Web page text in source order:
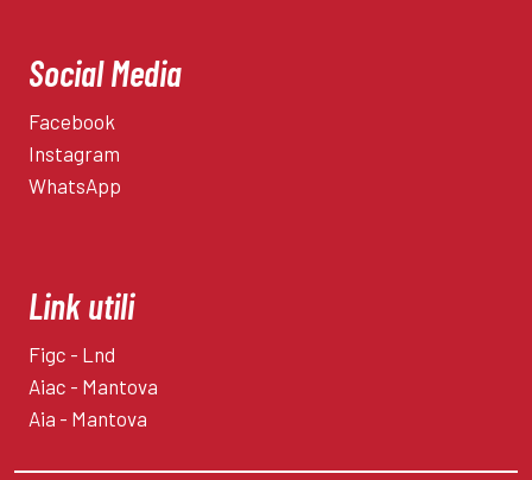
Social Media
Facebook
Instagram
WhatsApp
Link utili
Figc - Lnd
Aiac - Mantova
Aia - Mantova